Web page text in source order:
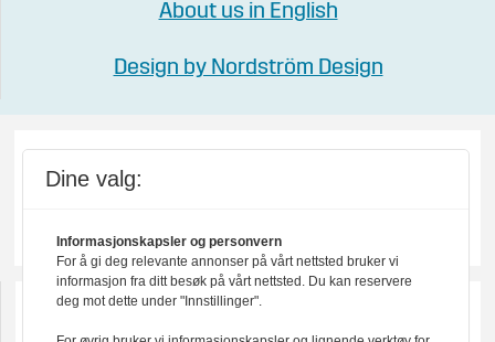
About us in English
Design by Nordström Design
Dine valg:
Informasjonskapsler og personvern
For å gi deg relevante annonser på vårt nettsted bruker vi
informasjon fra ditt besøk på vårt nettsted. Du kan reservere
deg mot dette under "Innstillinger".